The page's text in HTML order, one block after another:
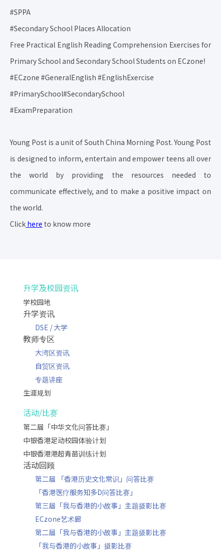
#SPPA
#Secondary School Places Allocation
Free Practical English Reading Comprehension Exercises for
Primary School and Secondary School Students on ECzone!
#ECzone #GeneralEnglish #EnglishExercise
#PrimarySchool#SecondarySchool
#ExamPreparation
Young Post is a unit of South China Morning Post. Young Post
is designed to inform, entertain and empower teens all over
the world by providing the resources needed to
communicate effectively, and to make a positive impact on
the world.
Click here to know more
升学及校园资讯
学校园地
升学资讯
DSE / 大学
教师专区
大湾区资讯
自贸区资讯
专题讲座
生涯规划
活动/比赛
第二届「中华文化问答比赛」
中银香港足动校园体验计划
中银香港港超青苗训练计划
活动回顾
第二届 「香港历史文化常识」问答比赛
「香港医疗服务知多D问答比赛」
第三届「我与香港的小故事」主题摄影比赛
ECzone艺术廊
第二届「我与香港的小故事」主题摄影比赛
「我与香港的小故事」摄影比赛